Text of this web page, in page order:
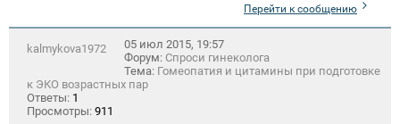
Перейти к сообщению
kalmykova1972
05 июл 2015, 19:57
Форум: Спроси гинеколога
Тема: Гомеопатия и цитамины при подготовке
к ЭКО возрастных пар
Ответы: 1
Просмотры: 911